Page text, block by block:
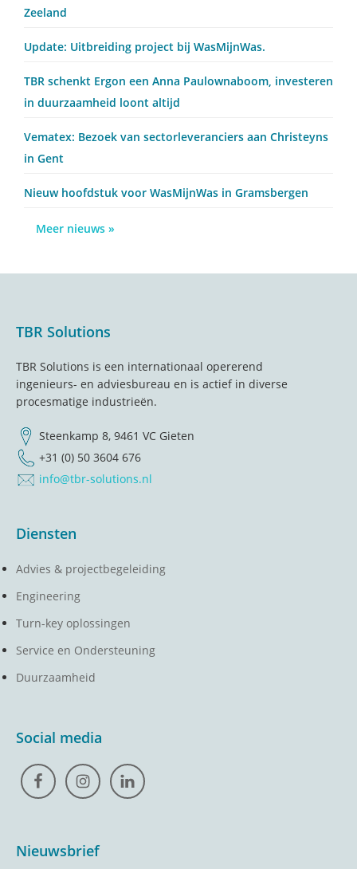
Zeeland
Update: Uitbreiding project bij WasMijnWas.
TBR schenkt Ergon een Anna Paulownaboom, investeren
in duurzaamheid loont altijd
Vematex: Bezoek van sectorleveranciers aan Christeyns
in Gent
Nieuw hoofdstuk voor WasMijnWas in Gramsbergen
Meer nieuws »
Footer
TBR Solutions
TBR Solutions is een internationaal opererend
ingenieurs- en adviesbureau en is actief in diverse
procesmatige industrieën.
Steenkamp 8, 9461 VC Gieten
+31 (0) 50 3604 676
info@tbr-solutions.nl
Diensten
Advies & projectbegeleiding
Engineering
Turn-key oplossingen
Service en Ondersteuning
Duurzaamheid
Social media
Nieuwsbrief